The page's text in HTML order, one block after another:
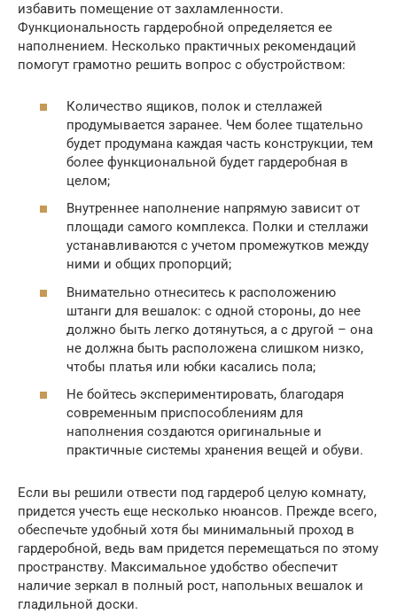
избавить помещение от захламленности.
Функциональность гардеробной определяется ее
наполнением. Несколько практичных рекомендаций
помогут грамотно решить вопрос с обустройством:
Количество ящиков, полок и стеллажей
продумывается заранее. Чем более тщательно
будет продумана каждая часть конструкции, тем
более функциональной будет гардеробная в
целом;
Внутреннее наполнение напрямую зависит от
площади самого комплекса. Полки и стеллажи
устанавливаются с учетом промежутков между
ними и общих пропорций;
Внимательно отнеситесь к расположению
штанги для вешалок: с одной стороны, до нее
должно быть легко дотянуться, а с другой – она
не должна быть расположена слишком низко,
чтобы платья или юбки касались пола;
Не бойтесь экспериментировать, благодаря
современным приспособлениям для
наполнения создаются оригинальные и
практичные системы хранения вещей и обуви.
Если вы решили отвести под гардероб целую комнату,
придется учесть еще несколько нюансов. Прежде всего,
обеспечьте удобный хотя бы минимальный проход в
гардеробной, ведь вам придется перемещаться по этому
пространству. Максимальное удобство обеспечит
наличие зеркал в полный рост, напольных вешалок и
гладильной доски.